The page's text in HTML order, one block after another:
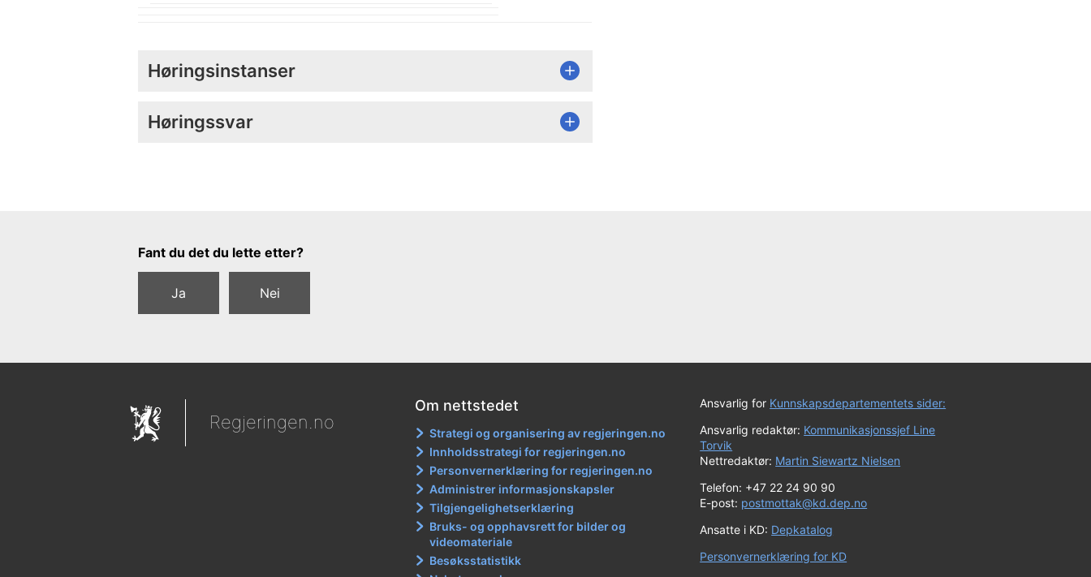
Høringsinstanser
Høringssvar
Tilbakemeldingsskjema
Fant du det du lette etter?
Ja Nei
Regjeringen.no
Om nettstedet
Strategi og organisering av regjeringen.no
Innholdsstrategi for regjeringen.no
Personvernerklæring for regjeringen.no
Administrer informasjonskapsler
Tilgjengelighetserklæring
Bruks- og opphavsrett for bilder og
videomateriale
Besøksstatistikk
Ansvarlig for Kunnskapsdepartementets sider:
Ansvarlig redaktør: Kommunikasjonssjef Line
Torvik
Nettredaktør: Martin Siewartz Nielsen
Telefon: +47 22 24 90 90
E-post: postmottak@kd.dep.no
Ansatte i KD: Depkatalog
Personvernerklæring for KD